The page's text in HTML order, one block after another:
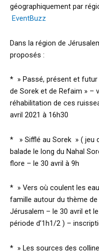
géographiquement par
EventBuzz
Dans la région de
proposés :
* » Passé, présent et
de Sorek et de Refaim » –
réhabilitation de ces
avril 2021 à 16h30
* » Sifflé au Sorek » ( jeu
balade le long du Nahal
flore – le 30 avril à 9h
* » Vers où coulent les
famille autour du thème de
Jérusalem – le 30 avril et
période d’1h1/2 ) –
* » Les sources des